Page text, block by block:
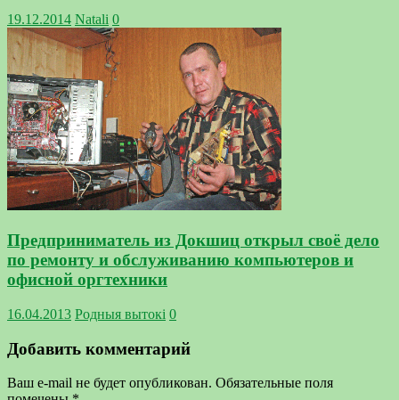
19.12.2014 Natali 0
Предприниматель из Докшиц открыл своё дело
по ремонту и обслуживанию компьютеров и
офисной оргтехники
16.04.2013 Родныя вытокi 0
Добавить комментарий
Ваш e-mail не будет опубликован. Обязательные поля